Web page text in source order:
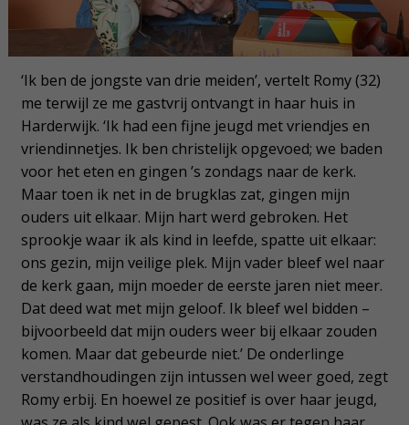
‘Ik ben de jongste van drie meiden’, vertelt Romy (32)
me terwijl ze me gastvrij ontvangt in haar huis in
Harderwijk. ‘Ik had een fijne jeugd met vriendjes en
vriendinnetjes. Ik ben christelijk opgevoed; we baden
voor het eten en gingen ’s zondags naar de kerk.
Maar toen ik net in de brugklas zat, gingen mijn
ouders uit elkaar. Mijn hart werd gebroken. Het
sprookje waar ik als kind in leefde, spatte uit elkaar:
ons gezin, mijn veilige plek. Mijn vader bleef wel naar
de kerk gaan, mijn moeder de eerste jaren niet meer.
Dat deed wat met mijn geloof. Ik bleef wel bidden –
bijvoorbeeld dat mijn ouders weer bij elkaar zouden
komen. Maar dat gebeurde niet.’ De onderlinge
verstandhoudingen zijn intussen wel weer goed, zegt
Romy erbij. En hoewel ze positief is over haar jeugd,